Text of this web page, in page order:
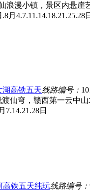
浪漫小镇，景区内悬
月4.7.11.14.18.21.25.28
湖高铁五天线路编号：
仙穹，赣西第一云中
7.14.21.28日
高铁五天纯玩线路编号：